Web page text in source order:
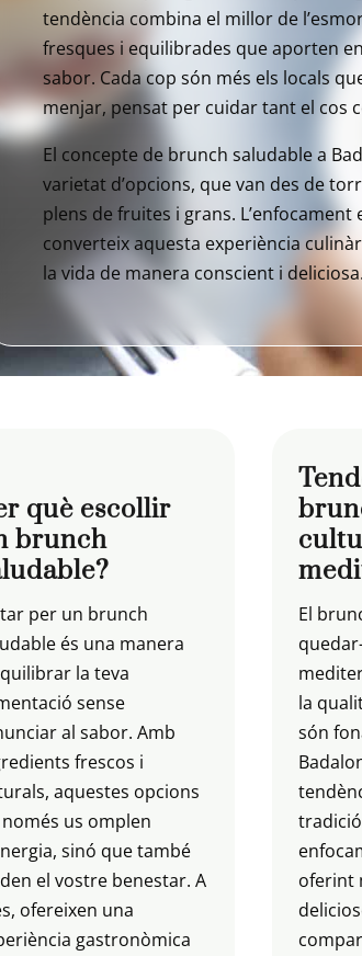
tendència combina el millor de
fresques i equilibrades que aporten
sabor. Cada cop són més els locals
menjar, pensat per cuidar tant el cos
El concepte de brunch saludable a
varietat d’opcions, que van des de
plens de fruites i grans.
converteix aquesta experiència
la vida de manera conscient i deliciosa.
què escollir
brunch
per un brunch
és una manera
la teva
sense
al sabor. Amb
frescos i
aquestes opcions
us omplen
sinó que també
el vostre benestar. A
ofereixen una
gastronòmica
El
la
són
oferint